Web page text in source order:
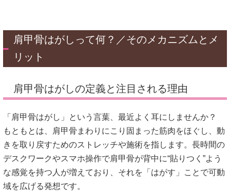
肩甲骨はがしって何？／そのメカニズムとメ
リット
肩甲骨はがしの定義と注目される理由
「肩甲骨はがし」という言葉、最近よく耳にしませんか？
もともとは、肩甲骨まわりにこり固まった筋肉をほぐし、動
きを取り戻すためのストレッチや施術を指します。長時間の
デスクワークやスマホ操作で肩甲骨が背中に“貼りつく”よう
な感覚を持つ人が増えており、それを「はがす」ことで可動
域を広げる発想です。